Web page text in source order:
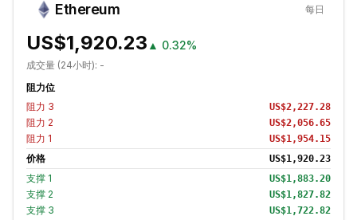
Ethereum 每日
US$1,920.23 ▲ 0.32%
成交量 (24小时): -
阻力位
阻力 3 US$2,227.28
阻力 2 US$2,056.65
阻力 1 US$1,954.15
价格 US$1,920.23
支撑 1 US$1,883.20
支撑 2 US$1,827.82
支撑 3 US$1,722.82